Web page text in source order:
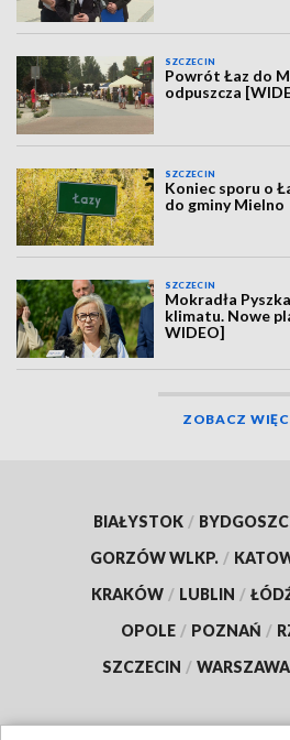
SZCZECIN
Powrót Łaz do
odpuszcza
SZCZECIN
Koniec sporu o
do gminy Mielno
SZCZECIN
Mokradła
klimatu. Nowe
WIDEO]
ZOBACZ
BIAŁYSTOK /
GORZÓW WLKP. /
KRAKÓW / LUBLIN /
OPOLE / POZNAŃ /
SZCZECIN / WARSZAWA